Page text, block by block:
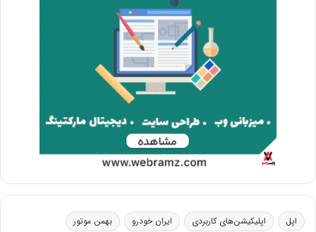
اپل اپلیکیشن‌های کاربردی ایران خودرو
بهمن موتور